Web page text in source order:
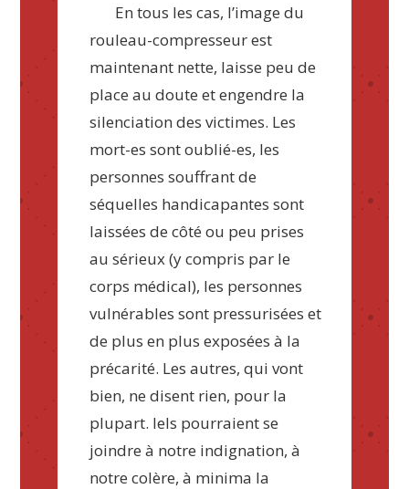
En tous les cas, l’image du
rouleau-compresseur est
maintenant nette, laisse peu de
place au doute et engendre la
silenciation des victimes. Les
mort-es sont oublié-es, les
personnes souffrant de
séquelles handicapantes sont
laissées de côté ou peu prises
au sérieux (y compris par le
corps médical), les personnes
vulnérables sont pressurisées et
de plus en plus exposées à la
précarité. Les autres, qui vont
bien, ne disent rien, pour la
plupart. Iels pourraient se
joindre à notre indignation, à
notre colère, à minima la